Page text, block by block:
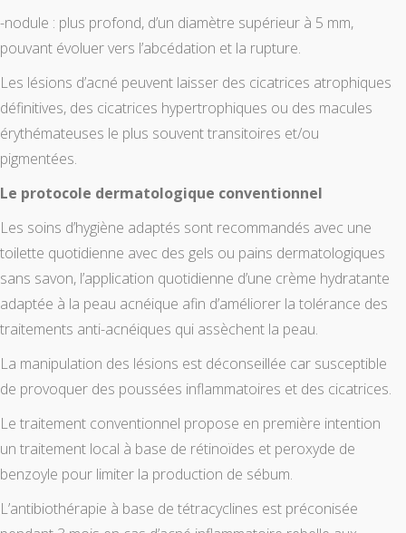
-nodule : plus profond, d’un diamètre supérieur à 5 mm,
pouvant évoluer vers l’abcédation et la rupture.
Les lésions d’acné peuvent laisser des cicatrices atrophiques
définitives, des cicatrices hypertrophiques ou des macules
érythémateuses le plus souvent transitoires et/ou
pigmentées.
Le protocole dermatologique conventionnel
Les soins d’hygiène adaptés sont recommandés avec une
toilette quotidienne avec des gels ou pains dermatologiques
sans savon, l’application quotidienne d’une crème hydratante
adaptée à la peau acnéique afin d’améliorer la tolérance des
traitements anti-acnéiques qui assèchent la peau.
La manipulation des lésions est déconseillée car susceptible
de provoquer des poussées inflammatoires et des cicatrices.
Le traitement conventionnel propose en première intention
un traitement local à base de rétinoïdes et peroxyde de
benzoyle pour limiter la production de sébum.
L’antibiothérapie à base de tétracyclines est préconisée